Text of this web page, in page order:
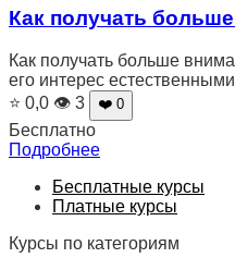
Как получать
Как получать больше
его интерес
⭐ 0,0 👁 3 ❤️ 0
Бесплатно
Подробнее
Бесплатные курсы
Платные курсы
Курсы по категориям